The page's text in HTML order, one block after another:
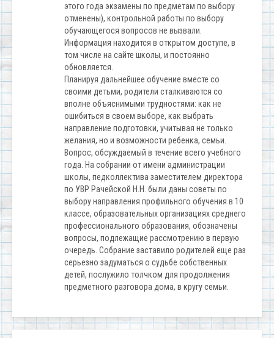
этого года экзамены по предметам по выбору
отменены), контрольной работы по выбору
обучающегося вопросов не вызвали.
Информация находится в открытом доступе, в
том числе на сайте школы, и постоянно
обновляется.
Планируя дальнейшее обучение вместе со
своими детьми, родители сталкиваются со
вполне объяснимыми трудностями: как не
ошибиться в своем выборе, как выбрать
направление подготовки, учитывая не только
желания, но и возможности ребенка, семьи.
Вопрос, обсуждаемый в течение всего учебного
года. На собрании от имени администрации
школы, педколлектива заместителем директора
по УВР Рачейской Н.Н. были даны советы по
выбору направления профильного обучения в 10
классе, образовательных организациях среднего
профессионального образования, обозначены
вопросы, подлежащие рассмотрению в первую
очередь. Собрание заставило родителей еще раз
серьезно задуматься о судьбе собственных
детей, послужило толчком для продолжения
предметного разговора дома, в кругу семьи.